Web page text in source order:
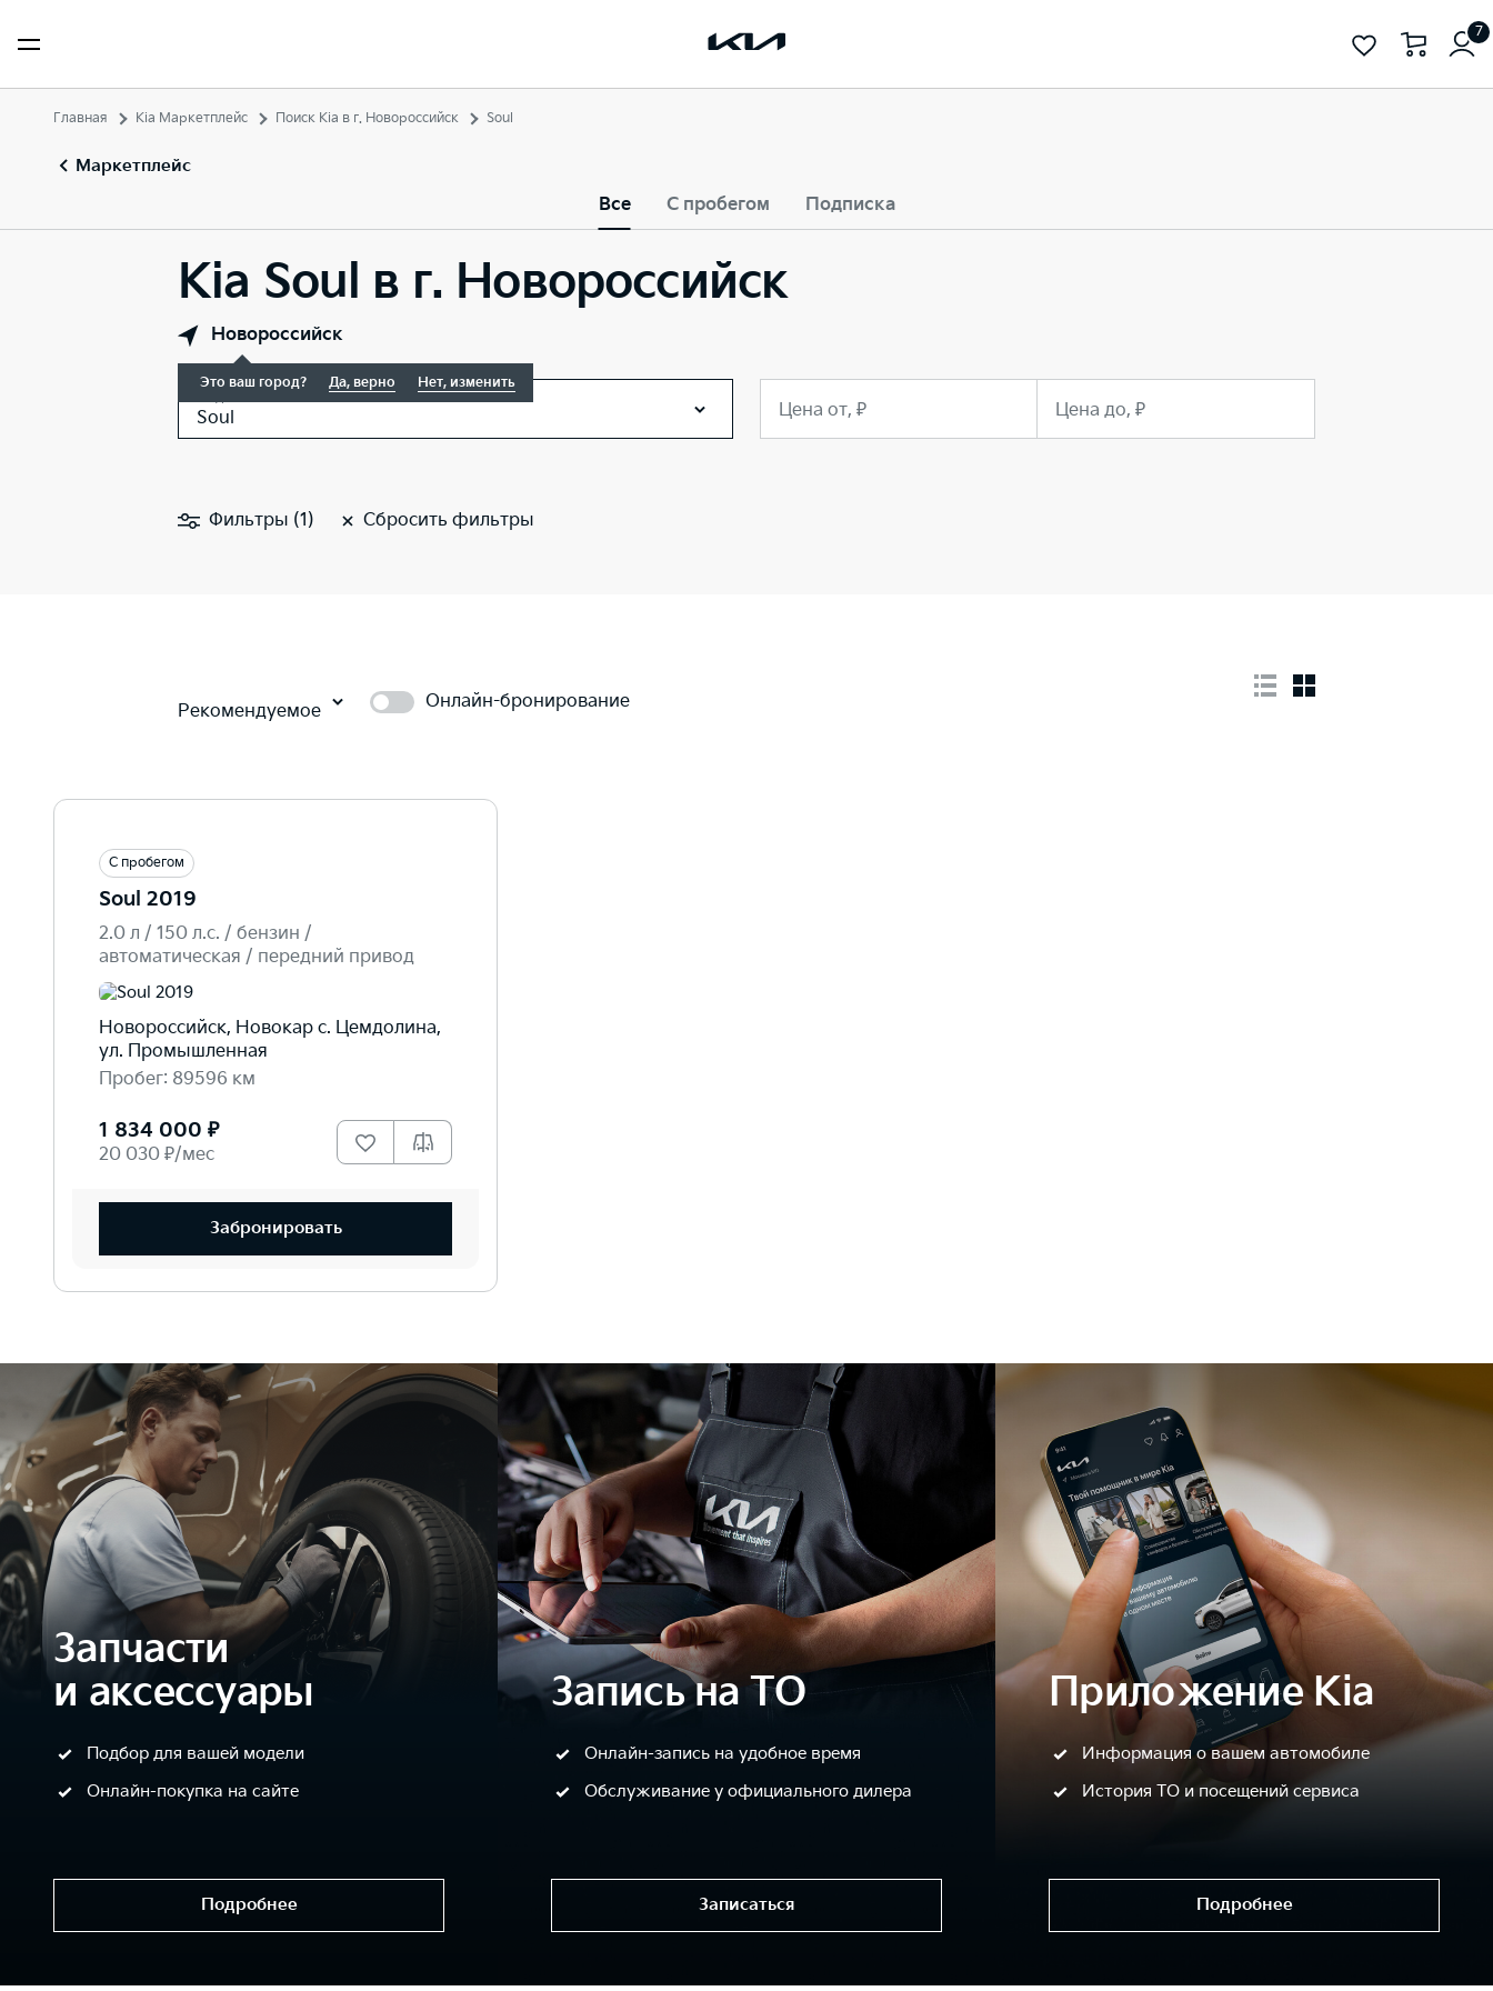
7
Главная Kia Маркетплейс Поиск Kia в г. Новороссийск Soul
Маркетплейс
Все
С пробегом Подписка
Kia Soul в г. Новороссийск
Новороссийск
Это ваш город? Да, верно
Нет, изменить
Soul Цена от, ₽ Цена до, ₽
Фильтры (1) Сбросить фильтры
Рекомендуемое Онлайн-бронирование
С пробегом
Soul 2019
2.0 л / 150 л.c. / бензин /
автоматическая / передний привод
Новороссийск, Новокар с. Цемдолина,
ул. Промышленная
Пробег: 89596 км
1 834 000 ₽
20 030 ₽/мес
Забронировать
Запчасти
и аксессуары
Подбор для вашей модели
Онлайн-покупка на сайте
Подробнее
Запись на ТО
Онлайн-запись на удобное время
Обслуживание у официального дилера
Записаться
Приложение Kia
Информация о вашем автомобиле
История ТО и посещений сервиса
Подробнее